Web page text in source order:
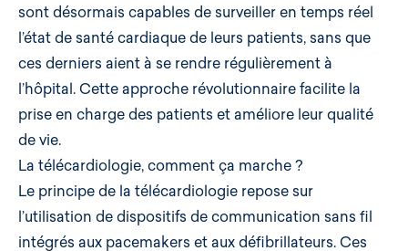
sont désormais capables de surveiller en temps réel
l’état de santé cardiaque de leurs patients, sans que
ces derniers aient à se rendre régulièrement à
l’hôpital. Cette approche révolutionnaire facilite la
prise en charge des patients et améliore leur qualité
de vie.
La télécardiologie, comment ça marche ?
Le principe de la télécardiologie repose sur
l’utilisation de dispositifs de communication sans fil
intégrés aux pacemakers et aux défibrillateurs. Ces